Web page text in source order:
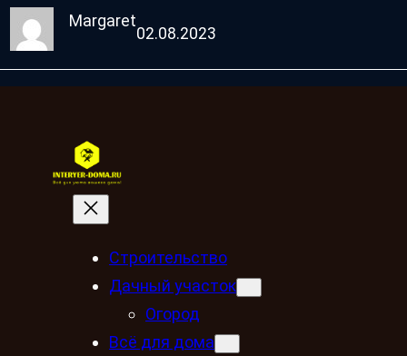
Margaret
02.08.2023
Строительство
Дачный участок
Огород
Всё для дома